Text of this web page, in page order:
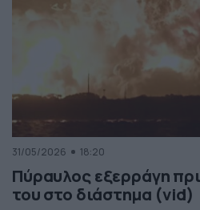
31/05/2026 18:20
Πύραυλος εξερράγη
του στο διάστημα (vid)